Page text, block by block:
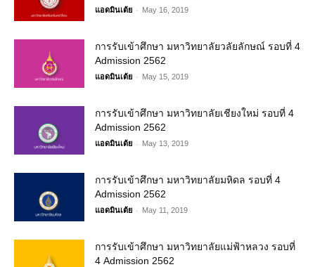
แอดมินเต้ย - May 16, 2019
การรับเข้าศึกษา มหาวิทยาลัยวลัยลักษณ์ รอบที่ 4
Admission 2562
แอดมินเต้ย - May 15, 2019
การรับเข้าศึกษา มหาวิทยาลัยเชียงใหม่ รอบที่ 4
Admission 2562
แอดมินเต้ย - May 13, 2019
การรับเข้าศึกษา มหาวิทยาลัยมหิดล รอบที่ 4
Admission 2562
แอดมินเต้ย - May 11, 2019
การรับเข้าศึกษา มหาวิทยาลัยแม่ฟ้าหลวง รอบที่
4 Admission 2562